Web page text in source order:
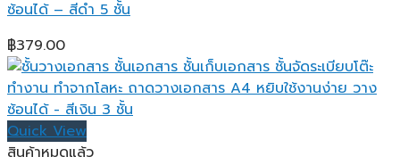
ซ้อนได้ – สีดำ 5 ชั้น
฿379.00
Quick View
สินค้าหมดแล้ว